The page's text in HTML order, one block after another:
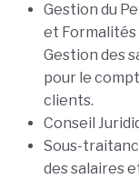
Gestion du
et Formalités
Gestion des
pour le
clients.
Conseil
Sous-
des salaires